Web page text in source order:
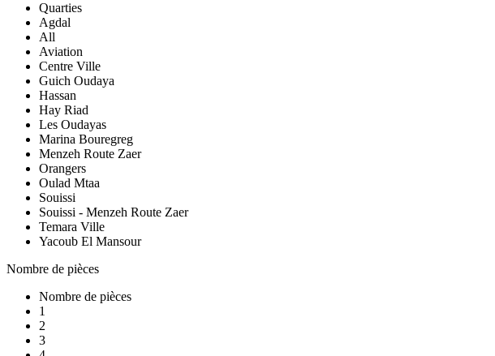
Quarties
Agdal
All
Aviation
Centre Ville
Guich Oudaya
Hassan
Hay Riad
Les Oudayas
Marina Bouregreg
Menzeh Route Zaer
Orangers
Oulad Mtaa
Souissi
Souissi - Menzeh Route Zaer
Temara Ville
Yacoub El Mansour
Nombre de pièces
Nombre de pièces
1
2
3